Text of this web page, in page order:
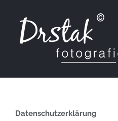
springen
Datenschutzerklärung